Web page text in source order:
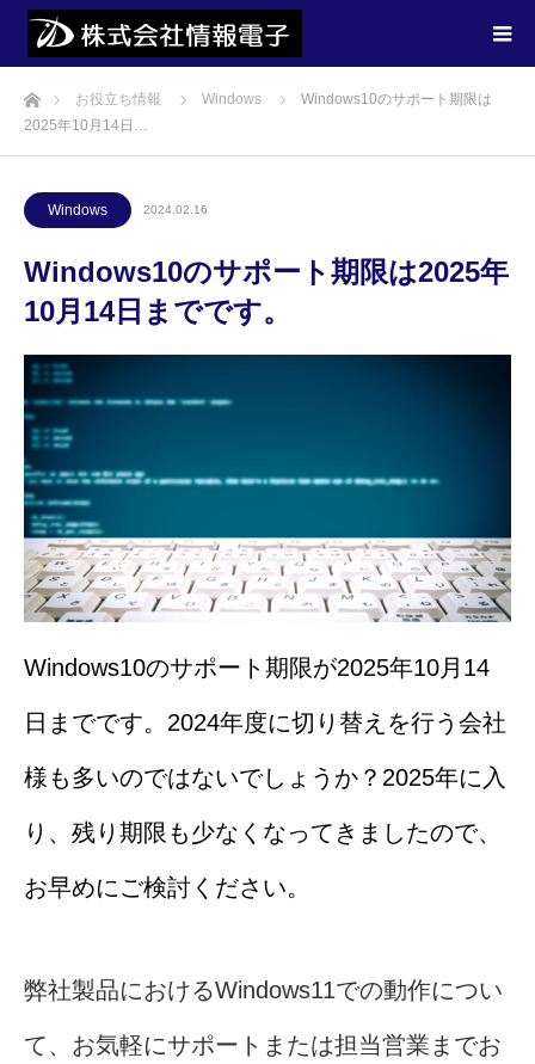
ホームお役立ち情報 Windows
Windows10のサポート期限は
2025年10月14日…
Windows 2024.02.16
Windows10のサポート期限は2025年
10月14日までです。
Windows10のサポート期限が2025年10月14
日までです。2024年度に切り替えを行う会社
様も多いのではないでしょうか？2025年に入
り、残り期限も少なくなってきましたので、
お早めにご検討ください。
弊社製品におけるWindows11での動作につい
て、お気軽にサポートまたは担当営業までお